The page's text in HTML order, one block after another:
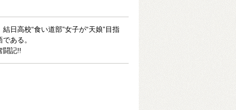
日高校“食い道部”女子が“天娘”目指
ある。
闘記!!